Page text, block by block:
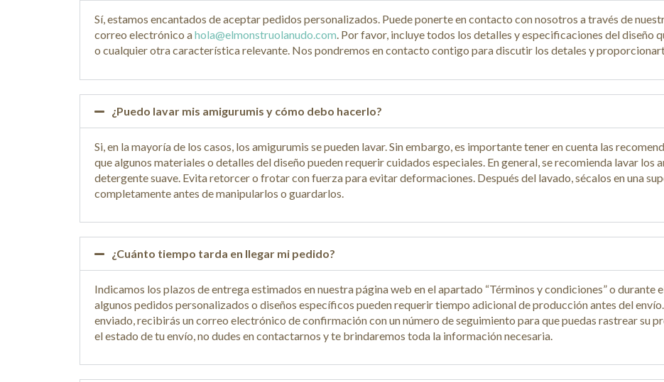
Sí, estamos encantados de aceptar pedidos personalizados. Puede ponerte en contacto con nosotros a través de
correo electrónico ahola@elmonstruolanudo.com. Por favor, incluye todos los detalles y especificaciones del diseño
o cualquier otra característica relevante. Nos pondremos en contacto contigo para discutir los detales y
¿Puedo lavar mis amigurumis y cómo debo hacerlo?
Si, en la mayoría de los casos, los amigurumis se pueden lavar. Sin embargo, es importante tener en cuenta las
que algunos materiales o detalles del diseño pueden requerir cuidados especiales. En general, se recomienda lavar los
detergente suave. Evita retorcer o frotar con fuerza para evitar deformaciones. Después del lavado, sécalos en una
completamente antes de manipularlos o guardarlos.
¿Cuánto tiempo tarda en llegar mi pedido?
Indicamos los plazos de entrega estimados en nuestra página web en el apartado “Términos y condiciones” o durante
algunos pedidos personalizados o diseños específicos pueden requerir tiempo adicional de producción antes del
enviado, recibirás un correo electrónico de confirmación con un número de seguimiento para que puedas rastrear su
el estado de tu envío, no dudes en contactarnos y te brindaremos toda la información necesaria.